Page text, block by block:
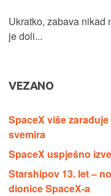
Ukratko, zabava nikad
je doli...
VEZANO
SpaceX više
svemira
SpaceX uspješno
Starshipov 13. let –
dionice SpaceX-a